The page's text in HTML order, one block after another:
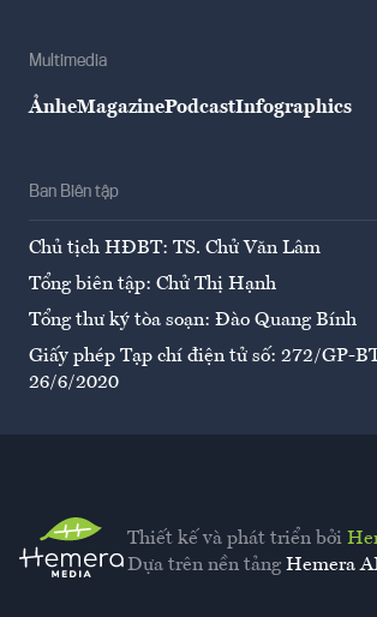
Multimedia
ẢnheMagazinePodcastInfographics
Ban Biên tập
Chủ tịch HĐBT: TS. Chử Văn Lâm
Tổng biên tập: Chử Thị Hạnh
Tổng thư ký tòa soạn: Đào Quang Bính
Giấy phép Tạp chí điện tử số: 272/GP-
26/6/2020
Thiết kế và phát triển bởi
Dựa trên nền tảng Hemera